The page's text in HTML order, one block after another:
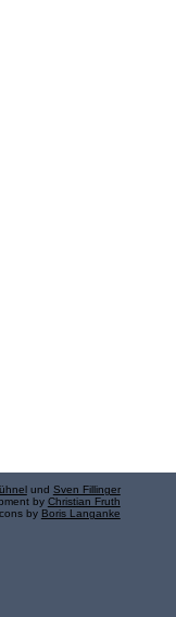
und Sven Fillinger
by Christian Fruth
by Boris Langanke